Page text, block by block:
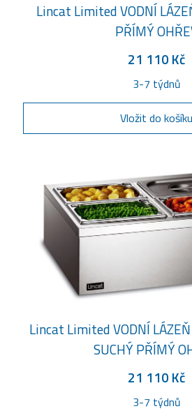
Lincat Limited VODNÍ
PŘÍMÝ
21 110 Kč
3-7 týdnů
Vložit do košíku
Lincat Limited VODNÍ
SUCHÝ PŘÍMÝ
21 110 Kč
3-7 týdnů